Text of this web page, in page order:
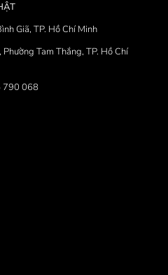
Giã, TP. Hồ Chí Minh
Tam Thắng, TP. Hồ Chí
790 068